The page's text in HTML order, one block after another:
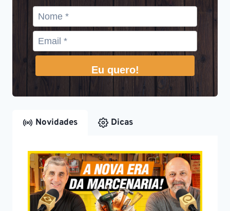
Eu quero!
Novidades Dicas